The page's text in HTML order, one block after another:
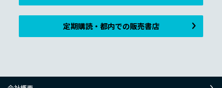
定期購読・都内での販売書店